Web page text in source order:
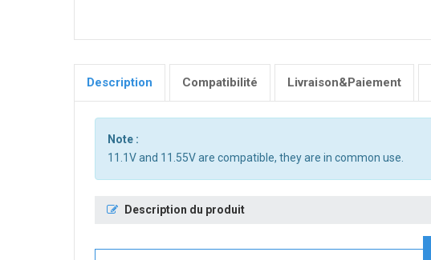
Description Compatibilité Livraison&Paiement
Note :
11.1V and 11.55V are compatible, they are in common use.
Description du produit